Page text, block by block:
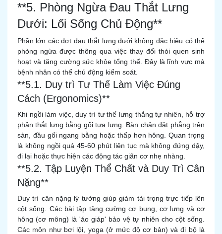
**5. Phòng Ngừa Đau Thắt Lưng
Dưới: Lối Sống Chủ Động**
Phần lớn các đợt đau thắt lưng dưới không đặc hiệu có thể
phòng ngừa được thông qua việc thay đổi thói quen sinh
hoạt và tăng cường sức khỏe tổng thể. Đây là lĩnh vực mà
bệnh nhân có thể chủ động kiểm soát.
**5.1. Duy trì Tư Thế Làm Việc Đúng
Cách (Ergonomics)**
Khi ngồi làm việc, duy trì tư thế lưng thẳng tự nhiên, hỗ trợ
phần thắt lưng bằng gối tựa lưng. Bàn chân đặt phẳng trên
sàn, đầu gối ngang bằng hoặc thấp hơn hông. Quan trọng
là không ngồi quá 45-60 phút liên tục mà không đứng dậy,
đi lại hoặc thực hiện các động tác giãn cơ nhẹ nhàng.
**5.2. Tập Luyện Thể Chất và Duy Trì Cân
Nặng**
Duy trì cân nặng lý tưởng giúp giảm tải trọng trực tiếp lên
cột sống. Các bài tập tăng cường cơ bụng, cơ lưng và cơ
hông (cơ mông) là 'áo giáp' bảo vệ tự nhiên cho cột sống.
Các môn như bơi lội, yoga (ở mức độ cơ bản) và đi bộ là